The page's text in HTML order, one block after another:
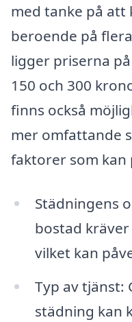
med tanke på att
beroende på
ligger priserna
150 och 300
finns också
mer omfattande
faktorer som kan
Städningens
bostad
vilket kan
Typ av tjänst:
städning kan